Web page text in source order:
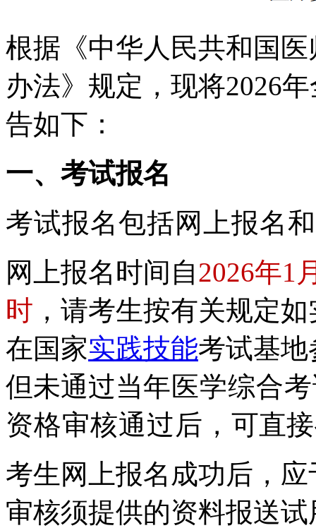
根据《中华人民共和国
办法》 规定，现将2026年
告如下：
一、考试报名
考试报名包括网上报名
网上报名时间自2026年1
时 ，请考生按有关规定
在国家实践技能考试基地
但未通过当年医学综合
资格审核通过后， 可直
考生网上报名成功后，应
审核须提供的资料报送